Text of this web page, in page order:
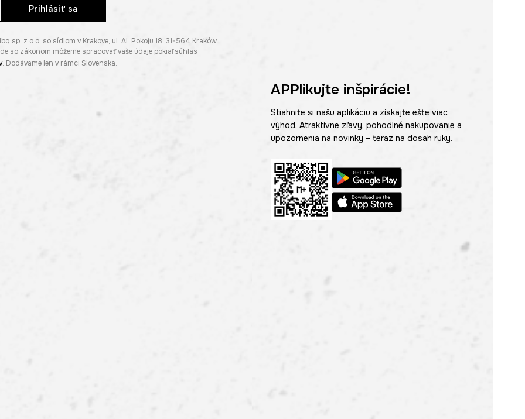
Prihlásiť sa
z o.o. so sídlom v Krakove, ul. Al. Pokoju 18, 31-564 Kraków.
so zákonom môžeme spracovať vaše údaje pokiaľ súhlas
. Dodávame len v rámci Slovenska.
APPlikujte inšpirácie!
Stiahnite si našu aplikáciu a získajte ešte viac
výhod. Atraktívne zľavy, pohodlné nakupovanie a
upozornenia na novinky – teraz na dosah ruky.